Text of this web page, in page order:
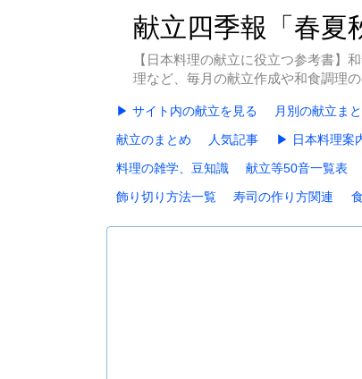
献立四季報「春夏
【日本料理の献立に役立つ参考書】
理など、毎月の献立作成や和食調理
▶ サイト内の献立を見る 月別の献立ま
献立のまとめ
人気記事 ▶ 日本料理案
料理の雑学、豆知識
献立等50音一覧表
飾り切り方法一覧
寿司の作り方関連